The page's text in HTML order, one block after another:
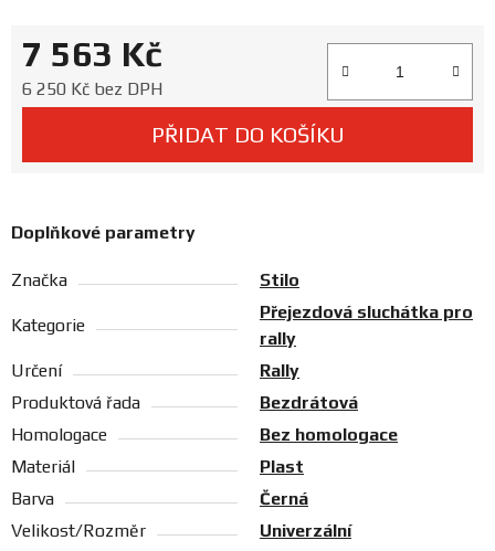
a
katalogy
7 563 Kč
6 250 Kč bez DPH
PŘIDAT DO KOŠÍKU
Doplňkové parametry
Značka Stilo
Kategorie
Přejezdová sluchátka pro
rally
Určení
Rally
Produktová řada
Bezdrátová
Homologace
Bez homologace
Materiál
Plast
Barva
Černá
Velikost/Rozměr
Univerzální